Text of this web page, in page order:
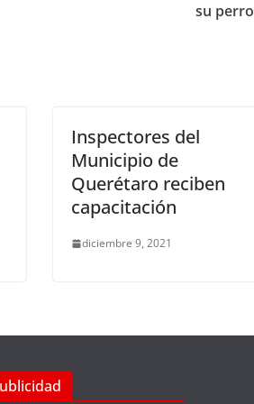
su perro
Inspectores del
Municipio de
Querétaro reciben
capacitación
diciembre 9, 2021